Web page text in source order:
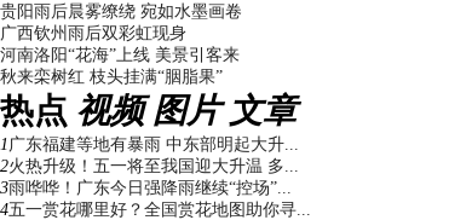
贵阳雨后晨雾缭绕 宛如水墨画卷
广西钦州雨后双彩虹现身
河南洛阳“花海”上线 美景引客来
秋来栾树红 枝头挂满“胭脂果”
热点 视频 图片 文章
1广东福建等地有暴雨 中东部明起大升...
2火热升级！五一将至我国迎大升温 多...
3雨哗哗！广东今日强降雨继续“控场”...
4五一赏花哪里好？全国赏花地图助你寻...